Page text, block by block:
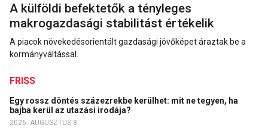
A külföldi befektetők a tényleges
makrogazdasági stabilitást értékelik
A piacok növekedésorientált gazdasági jövőképet áraztak be a
kormányváltással.
FRISS
Egy rossz döntés százezrekbe kerülhet: mit ne tegyen, ha
bajba kerül az utazási irodája?
2026. AUGUSZTUS 8.